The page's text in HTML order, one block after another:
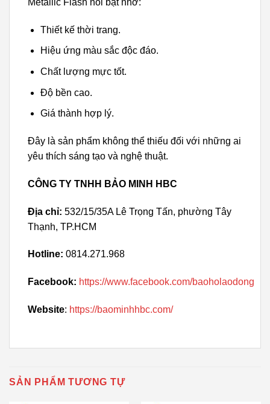
Metallic Flash nổi bật nhờ:
Thiết kế thời trang.
Hiệu ứng màu sắc độc đáo.
Chất lượng mực tốt.
Độ bền cao.
Giá thành hợp lý.
Đây là sản phẩm không thể thiếu đối với những ai
yêu thích sáng tạo và nghệ thuật.
CÔNG TY TNHH BẢO MINH HBC
Địa chỉ: 532/15/35A Lê Trọng Tấn, phường Tây
Thạnh, TP.HCM
Hotline: 0814.271.968
Facebook: https://www.facebook.com/baoholaodong
Website: https://baominhhbc.com/
SẢN PHẨM TƯƠNG TỰ